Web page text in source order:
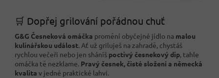
🛒 Dopřej grilování pořádnou chuť
G&G Česneková omáčka promění obyčejné jídlo na malou
kulinářskou událost. Ať už griluješ na zahradě, chystáš
rychlou večeři nebo jen sháníš poctivý česnekový dip, tahle
omáčka tě nezklame. Pravý česnek, čisté složení a německá
kvalita v jedné praktické lahvi.